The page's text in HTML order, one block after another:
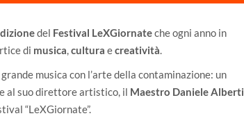
del Festival LeXGiornateche ogni anno in
di musica,cultura ecreatività.
musica con l’arte della contaminazione: un
al suo direttore artistico, il Maestro Daniele Alberti
“LeXGiornate”.